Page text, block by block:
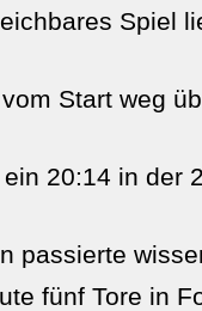
Spiel
Start weg
20:14 in der
passierte
fünf Tore in